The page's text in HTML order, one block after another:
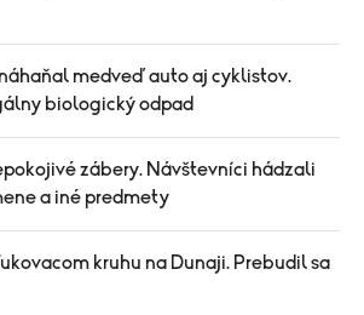
medveď auto aj cyklistov.
biologický odpad
zábery. Návštevníci hádzali
a iné predmety
kruhu na Dunaji. Prebudil sa